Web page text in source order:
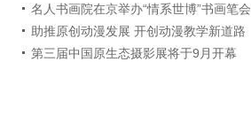
名人书画院在京举办“情系世博”书画笔会
助推原创动漫发展 开创动漫教学新道路
第三届中国原生态摄影展将于9月开幕